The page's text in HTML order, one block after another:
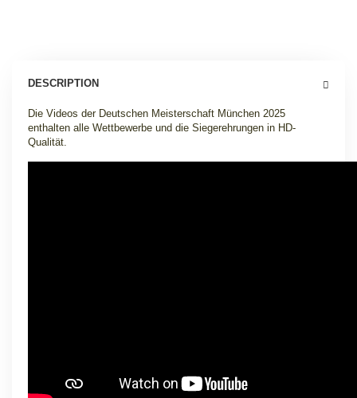
DESCRIPTION
Die Videos der Deutschen Meisterschaft München 2025
enthalten alle Wettbewerbe und die Siegerehrungen in HD-
Qualität.